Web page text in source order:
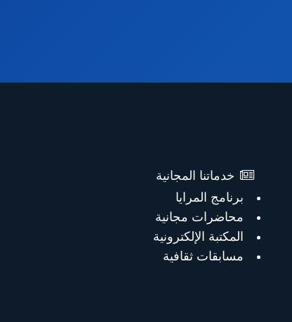
خدماتنا المجانية
برنامج المرايا
محاضرات مجانية
المكتبة الإلكترونية
مسابقات ثقافية